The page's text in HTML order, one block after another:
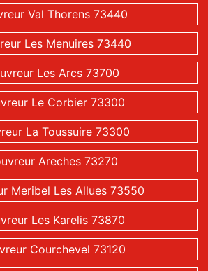
Val Thorens 73440
Les Menuires 73440
Les Arcs 73700
Le Corbier 73300
La Toussuire 73300
Areches 73270
Meribel Les Allues 73550
Les Karelis 73870
Courchevel 73120